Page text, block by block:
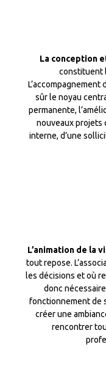
La conception
constituent
sûr le noyau
permanente,
nouveaux projets
interne, d’une
L’animation de la
tout repose.
les décisions et où
donc
fonctionnement de
créer une
rencontrer